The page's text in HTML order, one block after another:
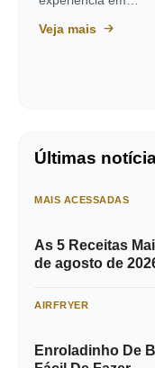
Veja mais
Últimas
MAIS ACESSADAS
As 5 Receitas
de agosto de
AIRFRYER
Enroladinho De